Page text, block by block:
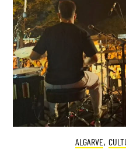
ALGARVE,